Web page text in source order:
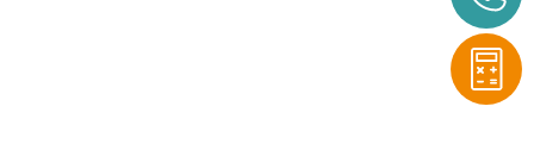
Votre partenaire de
proximité pour toutes